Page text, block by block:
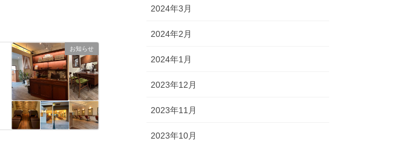
お知らせ
2024年3月
2024年2月
2024年1月
2023年12月
2023年11月
2023年10月